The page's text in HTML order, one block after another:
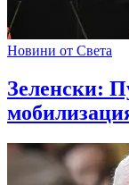
Новини от Света
Зеленски: